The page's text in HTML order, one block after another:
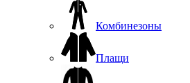
Комбинезоны
Плащи